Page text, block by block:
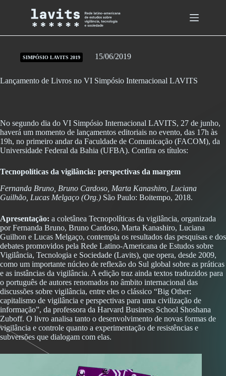
SIMPÓSIO LAVITS 2019 15/06/2019
Lançamento de Livros no VI Simpósio Internacional LAVITS
No segundo dia do VI Simpósio Internacional LAVITS, 27 de junho,
haverá um momento de lançamentos editoriais no evento, das 17h às
19h, no primeiro andar da Faculdade de Comunicação (FACOM), da
Universidade Federal da Bahia (UFBA). Confira os títulos:
Tecnopolíticas da vigilância: perspectivas da margem
Fernanda Bruno, Bruno Cardoso, Marta Kanashiro, Luciana
Guilhão, Lucas Melgaço (Org.) São Paulo: Boitempo, 2018.
Apresentação: a coletânea Tecnopolíticas da vigilância, organizada
por Fernanda Bruno, Bruno Cardoso, Marta Kanashiro, Luciana
Guilhon e Lucas Melgaço, contempla os resultados das pesquisas e dos
debates promovidos pela Rede Latino-Americana de Estudos sobre
Vigilância, Tecnologia e Sociedade (Lavits), que opera, desde 2009,
como um importante núcleo de reflexão do Sul global sobre as práticas
e as instâncias da vigilância. A edição traz ainda textos traduzidos para
o português de autores renomados no âmbito internacional das
discussões sobre vigilância, entre eles o clássico “Big Other:
capitalismo de vigilância e perspectivas para uma civilização de
informação”, da professora da Harvard Business School Shoshana
Zuboff. O livro analisa tanto o desenvolvimento de novas formas de
vigilância e controle quanto a experimentação de resistências e
subversões que dialogam com elas.